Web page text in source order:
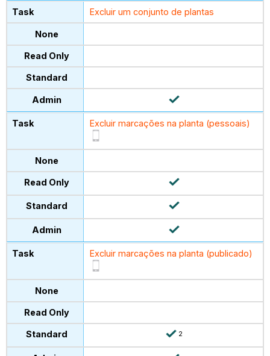
Excluir um conjunto de plantas
Excluir marcações na planta (pessoais)
Excluir marcações na planta (publicado)
2